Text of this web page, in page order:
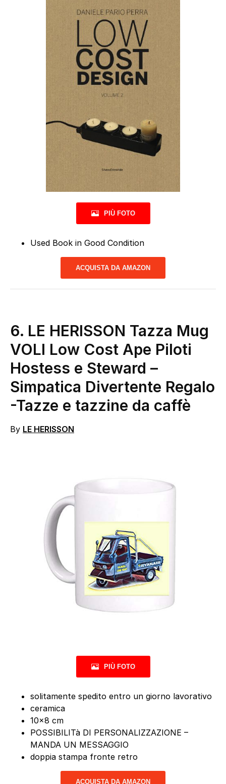
PIÙ FOTO
Used Book in Good Condition
ACQUISTA DA AMAZON
6. LE HERISSON Tazza Mug
VOLI Low Cost Ape Piloti
Hostess e Steward –
Simpatica Divertente Regalo
-Tazze e tazzine da caffè
By LE HERISSON
PIÙ FOTO
solitamente spedito entro un giorno lavorativo
ceramica
10×8 cm
POSSIBILITà DI PERSONALIZZAZIONE –
MANDA UN MESSAGGIO
doppia stampa fronte retro
ACQUISTA DA AMAZON